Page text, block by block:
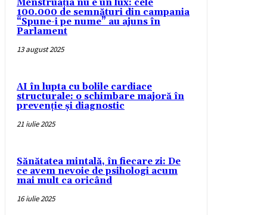
Menstruația nu e un lux: cele
100.000 de semnături din campania
“Spune-i pe nume” au ajuns în
Parlament
13 august 2025
AI în lupta cu bolile cardiace
structurale: o schimbare majoră în
prevenție și diagnostic
21 iulie 2025
Sănătatea mintală, în fiecare zi: De
ce avem nevoie de psihologi acum
mai mult ca oricând
16 iulie 2025